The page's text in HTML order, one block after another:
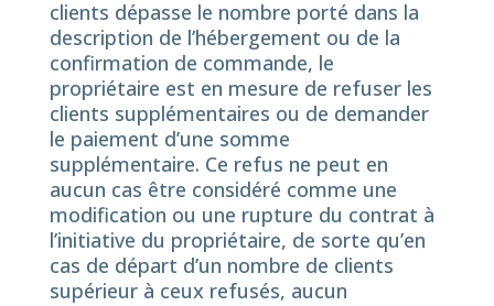
clients dépasse le nombre porté dans la
description de l’hébergement ou de la
confirmation de commande, le
propriétaire est en mesure de refuser les
clients supplémentaires ou de demander
le paiement d’une somme
supplémentaire. Ce refus ne peut en
aucun cas être considéré comme une
modification ou une rupture du contrat à
l’initiative du propriétaire, de sorte qu’en
cas de départ d’un nombre de clients
supérieur à ceux refusés, aucun